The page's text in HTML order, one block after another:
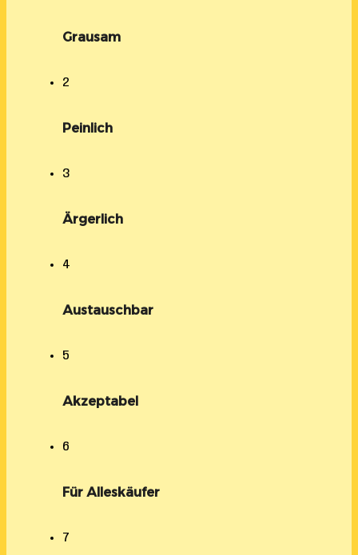
Grausam
2
Peinlich
3
Ärgerlich
4
Austauschbar
5
Akzeptabel
6
Für Alleskäufer
7